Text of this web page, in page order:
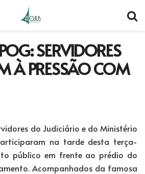
SERVIDORES
À PRESSÃO COM
do Judiciário e do Ministério
na tarde desta terça-
público em frente ao prédio do
Acompanhados da famosa